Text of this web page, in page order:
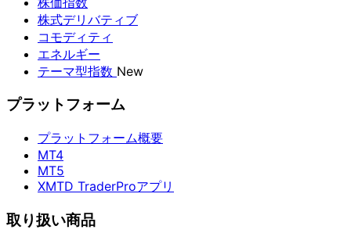
株式デリバティブ
コモディティ
エネルギー
テーマ型指数 New
プラットフォーム
プラットフォーム概要
MT4
MT5
XMTD TraderProアプリ
取り扱い商品